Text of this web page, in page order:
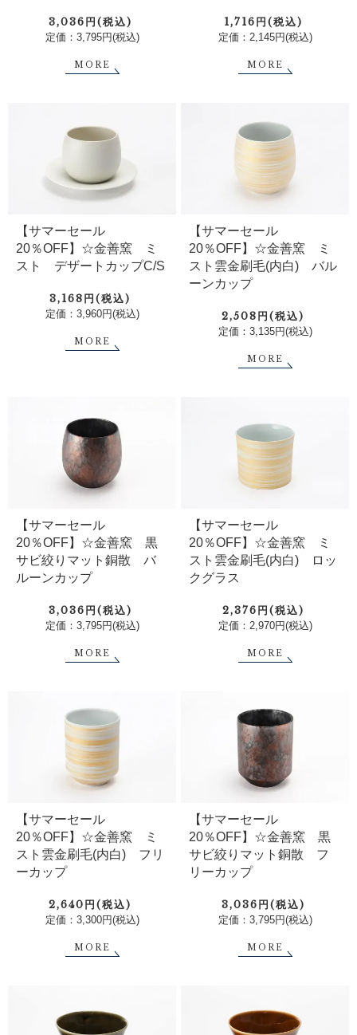
3,036円(税込)
定価：3,795円(税込)
MORE
1,716円(税込)
定価：2,145円(税込)
MORE
【サマーセール
20％OFF】☆金善窯 ミ
スト デザートカップC/S
3,168円(税込)
定価：3,960円(税込)
MORE
【サマーセール
20％OFF】☆金善窯 ミ
スト雲金刷毛(内白) バル
ーンカップ
2,508円(税込)
定価：3,135円(税込)
MORE
【サマーセール
20％OFF】☆金善窯 黒
サビ絞りマット銅散 バ
ルーンカップ
3,036円(税込)
定価：3,795円(税込)
MORE
【サマーセール
20％OFF】☆金善窯 ミ
スト雲金刷毛(内白) ロッ
クグラス
2,376円(税込)
定価：2,970円(税込)
MORE
【サマーセール
20％OFF】☆金善窯 ミ
スト雲金刷毛(内白) フリ
ーカップ
2,640円(税込)
定価：3,300円(税込)
MORE
【サマーセール
20％OFF】☆金善窯 黒
サビ絞りマット銅散 フ
リーカップ
3,036円(税込)
定価：3,795円(税込)
MORE